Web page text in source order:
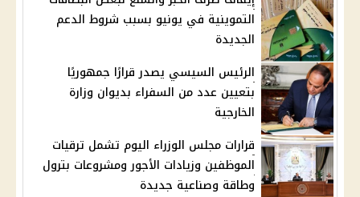
التموينية في يونيو بسبب شروط الدعم
الجديدة
الرئيس السيسي يصدر قرارًا جمهوريًا
بتعيين عدد من السفراء بديوان وزارة
الخارجية
قرارات مجلس الوزراء اليوم تشمل ترقيات
الموظفين وزيادات الأجور ومشروعات بترول
وطاقة وصناعية جديدة